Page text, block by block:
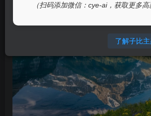
（扫码添加微信：cye-ai，获取更多高
了解子比